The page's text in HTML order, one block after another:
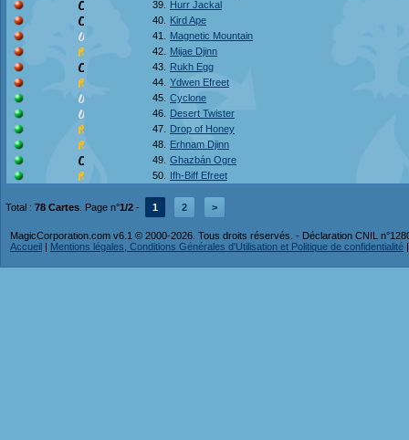
39.
Hurr Jackal
40.
Kird Ape
41.
Magnetic Mountain
42.
Mijae Djinn
43.
Rukh Egg
44. Ydwen Efreet
45. Cyclone
46.
Desert Twister
47.
Drop of Honey
48.
Erhnam Djinn
49. Ghazbán Ogre
50.
Ifh-Biff Efreet
Total : 78 Cartes . Page n°1/2 - 1 2 >
MagicCorporation.com v6.1 © 2000-2026. Tous droits réservés. - Déclaration CNIL
Accueil | Mentions légales, Conditions Générales d'Utilisation et Politique de confidentialité